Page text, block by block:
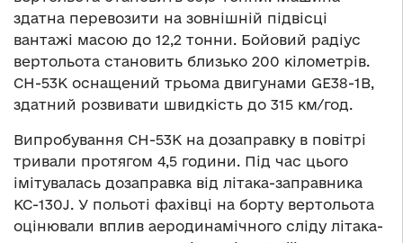
здатна перевозити на зовнішній підвісці
вантажі масою до 12,2 тонни. Бойовий радіус
вертольота становить близько 200 кілометрів.
CH-53K оснащений трьома двигунами GE38-1B,
здатний розвивати швидкість до 315 км/год.
Випробування CH-53K на дозаправку в повітрі
тривали протягом 4,5 години. Під час цього
імітувалась дозаправка від літака-заправника
KC-130J. У польоті фахівці на борту вертольота
оцінювали вплив аеродинамічного сліду літака-